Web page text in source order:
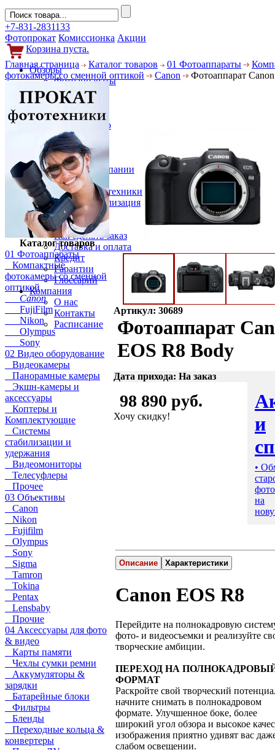
+7-831-2831133
Фотопрокат Комиссионка Акции
Корзина пуста.
Обзоры
Фотоаппараты
Объективы
Фильтры
Новости
Фото и видео
Гаджеты
Аксессуары
Слухи
Новости компании
Услуги
Прокат фототехники
Выкуп и реализация
Покупателям
Акции
Как сделать заказ
Доставка и оплата
Кредит
Гарантии
Глоссарий
Компания
О нас
Контакты
Расписание
Главная страница Каталог товаров 01 Фотоаппараты
фотокамеры со сменной оптикой
Canon Фотоаппарат
Каталог товаров
01 Фотоаппараты
Компактные
фотокамеры со сменной
оптикой
Canon
FujiFilm
Nikon
Olympus
Sony
02 Видео оборудование
Видеокамеры
Панорамные камеры
Экшн-камеры и
аксессуары
Коптеры и
Комплектующие
Системы
стабилизации и
удержания
Видеомониторы
Телесуфлеры
Прочее
03 Объективы
Canon
Nikon
Fujifilm
Olympus
Sony
Sigma
Tamron
Tokina
Pentax
Lensbaby
Прочие
04 Аксессуары для фото
& видео
Карты памяти
Чехлы сумки ремни
Аккумуляторы &
зарядки
Батарейные блоки
Фильтры
Бленды
Переходные кольца &
конвертеры
Артикул: 30689
Фотоаппарат
EOS R8 Body
Дата прихода: На заказ
98 890 руб.
Хочу скидку!
и
•
на
Описание Характеристики
Canon EOS R8
Перейдите на полнокадровую
фото- и видеосъемки и реализуйте
творческие амбиции.
ПЕРЕХОД НА
ФОРМАТ
Раскройте свой творческий
начните снимать в полнокадровом
формате. Улучшенное боке, более
широкий угол обзора и высокое
изображения приятно удивят вас
слабом освещении.